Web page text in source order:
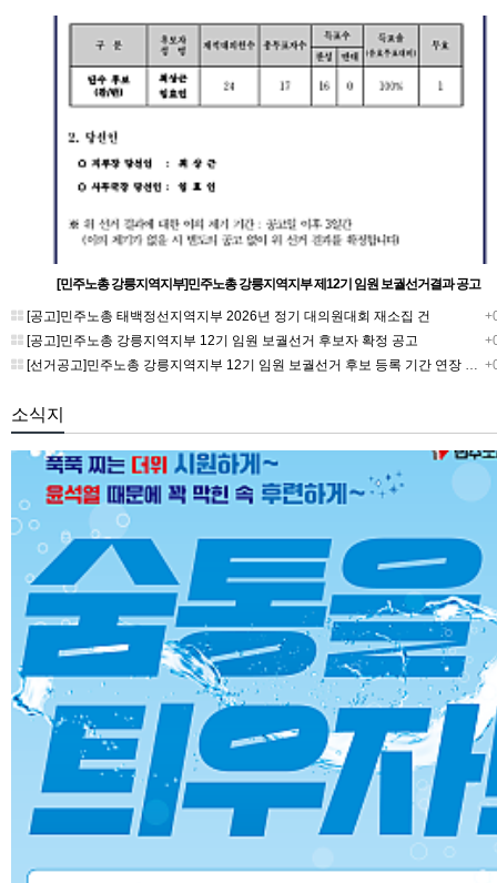
[민주노총 강릉지역지부]민주노총 강릉지역지부 제12기 임원 보궐선거결과 공고
[공고]민주노총 태백정선지역지부 2026년 정기 대의원대회 재소집 건
[공고]민주노총 강릉지역지부 12기 임원 보궐선거 후보자 확정 공고
[선거공고]민주노총 강릉지역지부 12기 임원 보궐선거 후보 등록 기간 연장 공고
소식지